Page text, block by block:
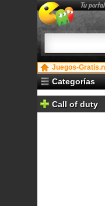
Tu
Juegos-
Categorías
Call of duty